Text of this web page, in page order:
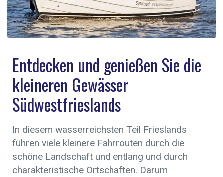
Entdecken und genießen Sie die
kleineren Gewässer
Südwestfrieslands
In diesem wasserreichsten Teil Frieslands
führen viele kleinere Fahrrouten durch die
schöne Landschaft und entlang und durch
charakteristische Ortschaften. Darum